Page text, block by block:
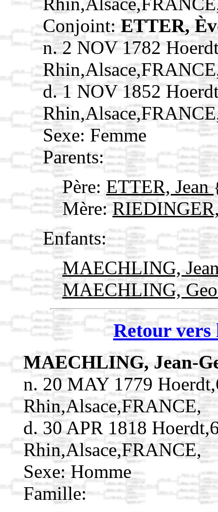
Conjoint: ETTER,
n. 2 NOV 1782
d. 1 NOV 1852
Sexe: Femme
Parents:
Père: ETTER, Jean
Mère:
Enfants:
MAECHLING,
MAECHLING,
Retour vers
MAECHLING, Jean-
n. 20 MAY 1779
Rhin,Alsace,FRANCE,
d. 30 APR 1818
Rhin,Alsace,FRANCE,
Sexe: Homme
Famille: